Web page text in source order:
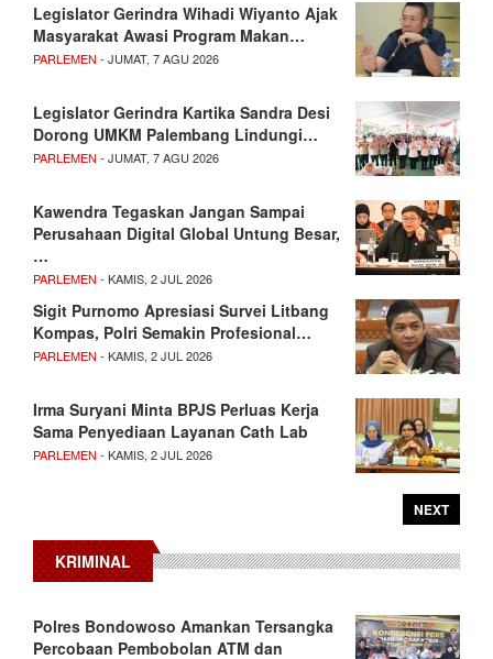
Legislator Gerindra Wihadi Wiyanto Ajak
Masyarakat Awasi Program Makan…
PARLEMEN - JUMAT, 7 AGU 2026
Legislator Gerindra Kartika Sandra Desi
Dorong UMKM Palembang Lindungi…
PARLEMEN - JUMAT, 7 AGU 2026
Kawendra Tegaskan Jangan Sampai
Perusahaan Digital Global Untung Besar,
…
PARLEMEN - KAMIS, 2 JUL 2026
Sigit Purnomo Apresiasi Survei Litbang
Kompas, Polri Semakin Profesional…
PARLEMEN - KAMIS, 2 JUL 2026
Irma Suryani Minta BPJS Perluas Kerja
Sama Penyediaan Layanan Cath Lab
PARLEMEN - KAMIS, 2 JUL 2026
NEXT
KRIMINAL
Polres Bondowoso Amankan Tersangka
Percobaan Pembobolan ATM dan